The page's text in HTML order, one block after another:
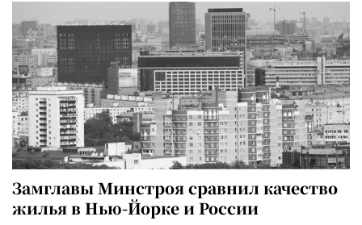
Замглавы Минстроя сравнил качество
жилья в Нью-Йорке и России